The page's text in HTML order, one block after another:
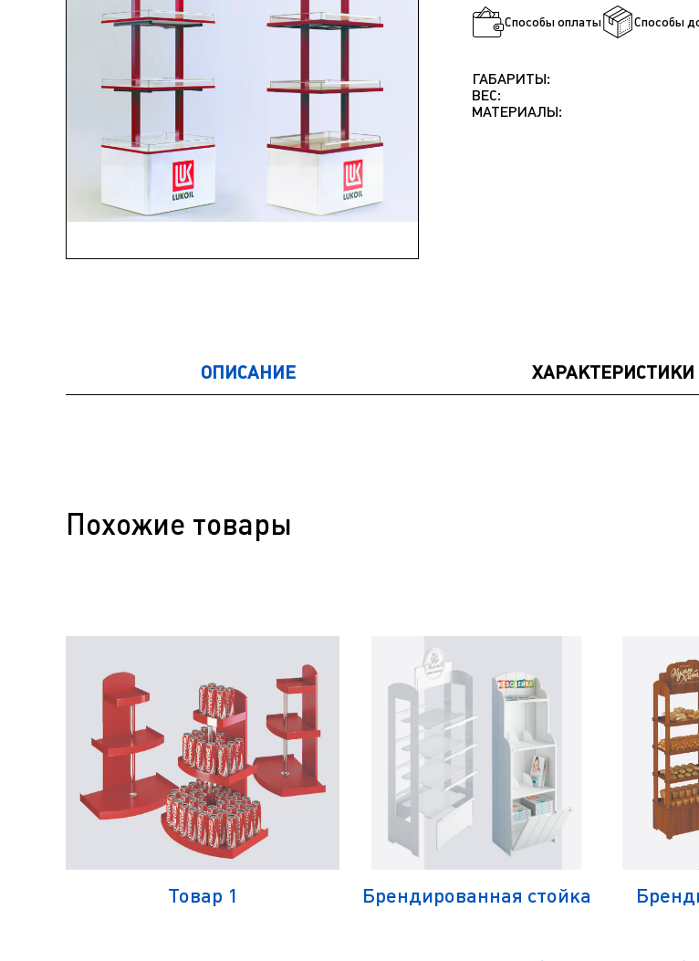
Способы оплаты Способы
ГАБАРИТЫ:
ВЕС:
МАТЕРИАЛЫ:
ОПИСАНИЕ ХАРАКТЕРИСТИКИ
Похожие товары
Товар 1 Брендированная стойка